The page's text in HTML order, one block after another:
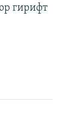
гирифт